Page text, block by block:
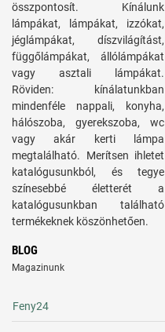
összpontosít. Kínálunk
lámpákat, lámpákat, izzókat,
jéglámpákat, díszvilágítást,
függőlámpákat, állólámpákat
vagy asztali lámpákat.
Röviden: kínálatunkban
mindenféle nappali, konyha,
hálószoba, gyerekszoba, wc
vagy akár kerti lámpa
megtalálható. Merítsen ihletet
katalógusunkból, és tegye
színesebbé életterét a
katalógusunkban található
termékeknek köszönhetően.
BLOG
Magazinunk
Feny24